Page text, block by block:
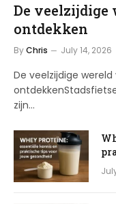
De veelzijdige
ontdekken
ByChris July 14, 2026
De veelzijdige
zijn…